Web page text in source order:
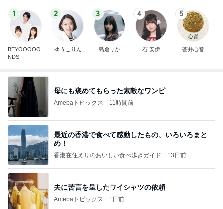
1
BEYOOOOO
NDS
2
ゆうこりん
3
島倉りか
4
石 安伊
5
蒼井心音
母にも褒めてもらった素敵なワンピ
Amebaトピックス 11時間前
最近の香港で食べて感動したもの、いろいろまと
め！
香港在住えりのおいしい食べ歩きガイド 13日前
夫に苦言を呈したワイシャツの依頼
Amebaトピックス 1日前